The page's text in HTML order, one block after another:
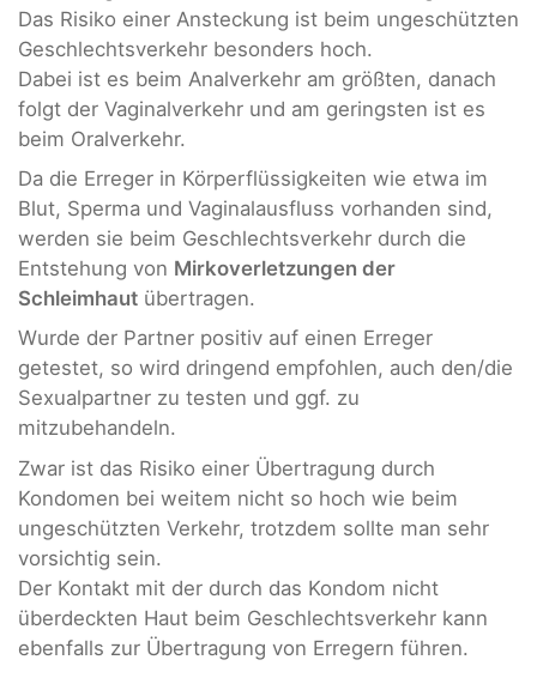
Das Risiko einer Ansteckung ist beim ungeschützten
Geschlechtsverkehr besonders hoch.
Dabei ist es beim Analverkehr am größten, danach
folgt der Vaginalverkehr und am geringsten ist es
beim Oralverkehr.
Da die Erreger in Körperflüssigkeiten wie etwa im
Blut, Sperma und Vaginalausfluss vorhanden sind,
werden sie beim Geschlechtsverkehr durch die
Entstehung von Mirkoverletzungen der
Schleimhaut übertragen.
Wurde der Partner positiv auf einen Erreger
getestet, so wird dringend empfohlen, auch den/die
Sexualpartner zu testen und ggf. zu
mitzubehandeln.
Zwar ist das Risiko einer Übertragung durch
Kondomen bei weitem nicht so hoch wie beim
ungeschützten Verkehr, trotzdem sollte man sehr
vorsichtig sein.
Der Kontakt mit der durch das Kondom nicht
überdeckten Haut beim Geschlechtsverkehr kann
ebenfalls zur Übertragung von Erregern führen.